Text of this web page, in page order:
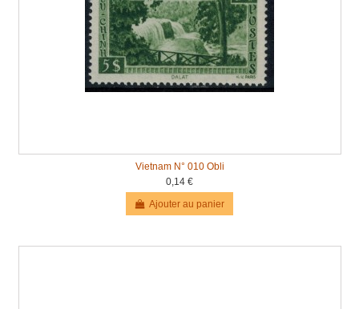
Vietnam N° 010 Obli
0,14 €
Ajouter au panier